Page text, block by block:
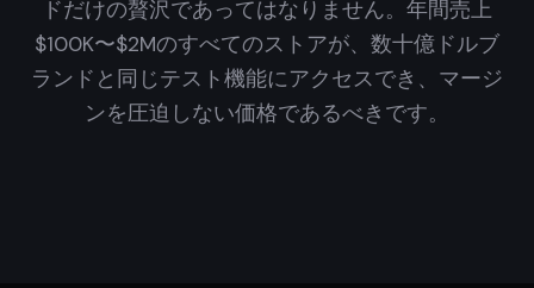
ドだけの贅沢であってはなりません。年間売上
$100K〜$2Mのすべてのストアが、数十億ドルブ
ランドと同じテスト機能にアクセスでき、マージ
ンを圧迫しない価格であるべきです。